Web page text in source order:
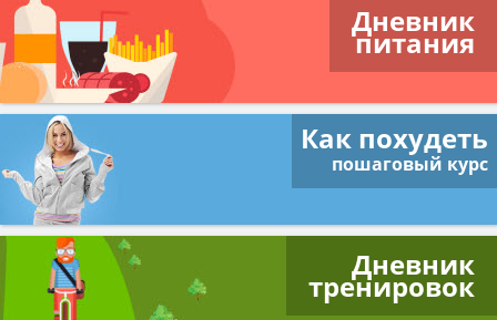
Дневник
питания
Как похудеть
пошаговый курс
Дневник
тренировок